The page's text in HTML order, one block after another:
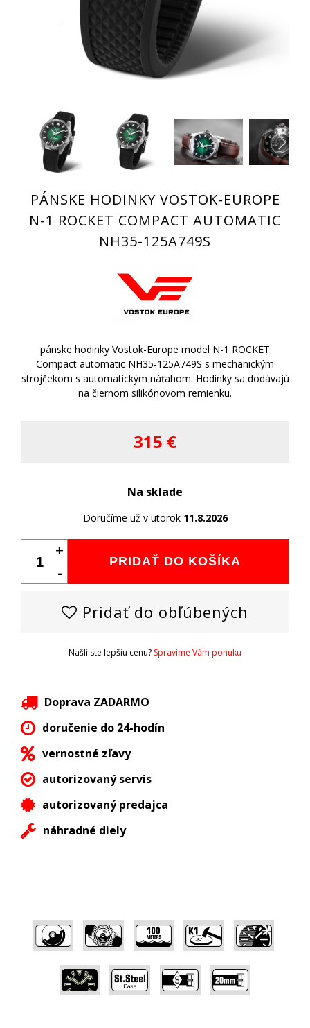
PÁNSKE HODINKY VOSTOK-EUROPE
N-1 ROCKET COMPACT AUTOMATIC
NH35-125A749S
pánske hodinky Vostok-Europe model N-1 ROCKET
Compact automatic NH35-125A749S s mechanickým
strojčekom s automatickým náťahom. Hodinky sa dodávajú
na čiernom silikónovom remienku.
315 €
Na sklade
Doručíme už v utorok 11.8.2026
PRIDAŤ DO KOŠÍKA
+
-
Pridať do obľúbených
Našli ste lepšiu cenu? Spravíme Vám ponuku
Doprava ZADARMO
doručenie do 24-hodín
vernostné zľavy
autorizovaný servis
autorizovaný predajca
náhradné diely